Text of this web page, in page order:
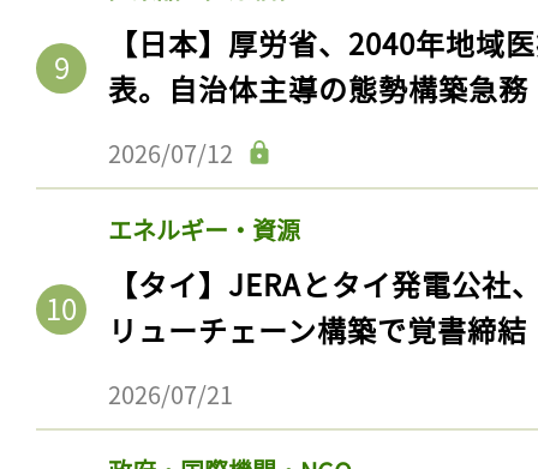
【日本】厚労省、2040年地域
表。自治体主導の態勢構築急務
2026/07/12
エネルギー・資源
【タイ】JERAとタイ発電公社
リューチェーン構築で覚書締結
2026/07/21